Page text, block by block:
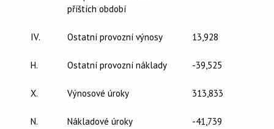
příštích období
IV. Ostatní provozní výnosy 13,928
H. Ostatní provozní náklady -39,525
X. Výnosové úroky 313,833
N. Nákladové úroky -41,739